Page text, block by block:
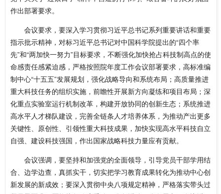
作出部署要求。
会议要求，要深入学习贯彻习近平总书记系列重要讲话和重要
指示批示精神，对标习近平总书记对中国科学院提出的“四个率
先”和“两加快一努力”目标要求，不断强化加快抢占科技制高点的使
命感责任感紧迫感，严格按照院年度工作会议部署要求，高标准编
制中心“十五五”发展规划，强化战略导向和系统布局；高质量推进
重大科技任务的组织实施，前瞻性开展新方向凝练和项目布局；深
化重点实验室运行机制改革，构建开放协同的创新生态；系统推进
高水平人才梯队建设，完善全链条人才培养体系，为推动产出更多
关键性、原创性、引领性重大科技成果，加快实现高水平科技自立
自强、建设科技强国，作出国家战略科技力量应有贡献。
会议强调，要坚持和加强党的全面领导，引导党员干部学用结
合、边学边查，真抓实干，切实把学习教育成果转化为推动中心创
新发展的新成效；要深入贯彻中央八项规定精神，严格落实带头过